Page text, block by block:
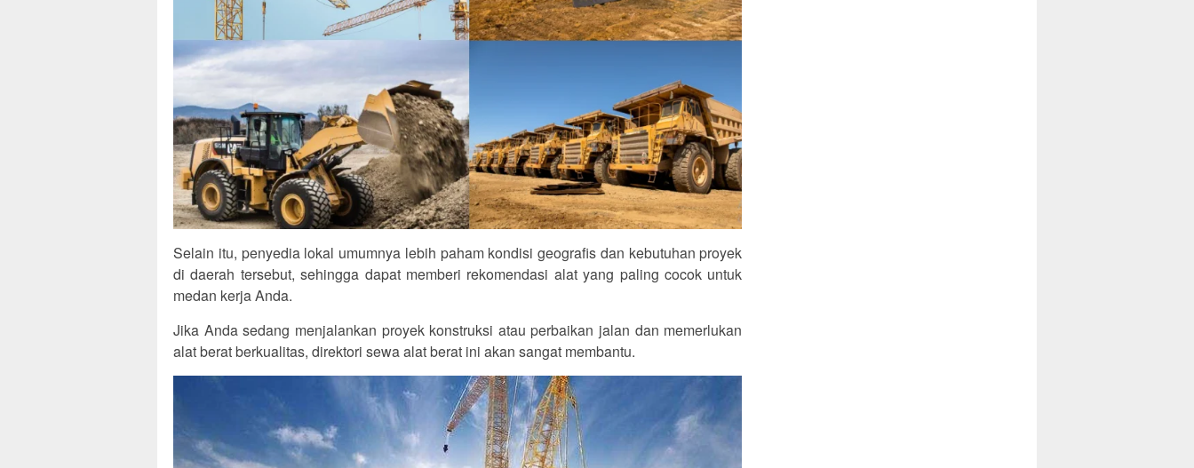
Selain itu, penyedia lokal umumnya lebih paham kondisi geografis dan kebutuhan proyek
di daerah tersebut, sehingga dapat memberi rekomendasi alat yang paling cocok untuk
medan kerja Anda.
Jika Anda sedang menjalankan proyek konstruksi atau perbaikan jalan dan memerlukan
alat berat berkualitas, direktori sewa alat berat ini akan sangat membantu.